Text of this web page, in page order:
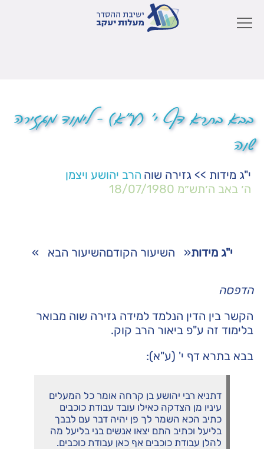
בבא בתרא דף י' (ע"א) – לימוד מגזירה
שוה
י"ג מידות >> גזירה שוה הרב יהושע ויצמן
ה׳ באב ה׳תש״מ 18/07/1980
י"ג מידות« השיעור הקודםהשיעור הבא »
הדפסה
הקשר בין הדין הנלמד למידה גזירה שוה מבואר
בלימוד זה ע"פ ביאור הרב קוק.
בבא בתרא דף י' (ע"א):
דתניא רבי יהושע בן קרחה אומר כל המעלים
עיניו מן הצדקה כאילו עובד עבודת כוכבים
כתיב הכא השמר לך פן יהיה דבר עם לבבך
בליעל וכתיב התם יצאו אנשים בני בליעל מה
להלן עבודת כוכבים אף כאן עבודת כוכבים.